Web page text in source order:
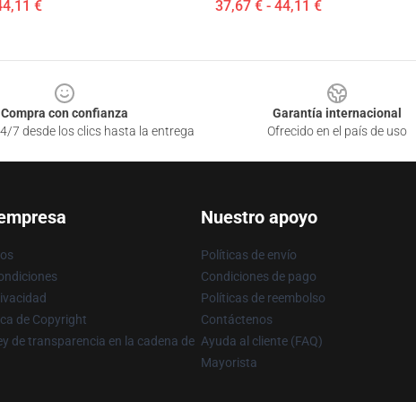
€ 37,67 € - 44,11 €
Compra con confianza
7 desde los clics hasta la entrega
Garantía internacional
Ofrecido en el país de uso
de Copyright
de transparencia en la cadena de
Nuestro apoyo
Políticas de envío
Condiciones de pago
Políticas de reembolso
Contáctenos
Ayuda al cliente (FAQ)
Mayorista